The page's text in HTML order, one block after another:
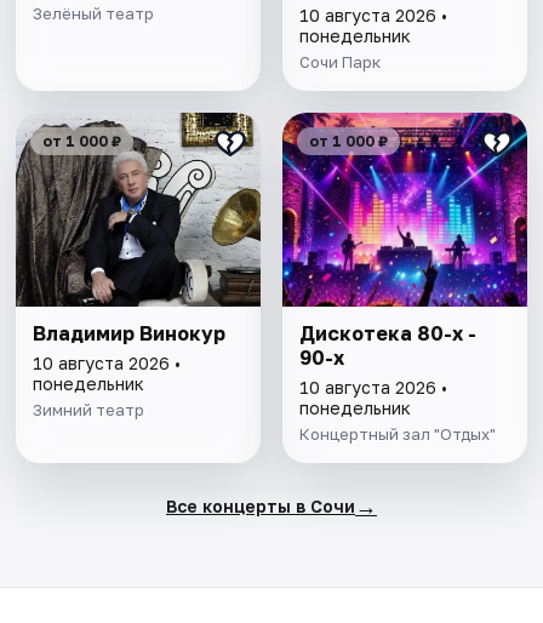
Зелёный театр
10 августа 2026 •
понедельник
Сочи Парк
от 1 000 ₽
Владимир Винокур
10 августа 2026 •
понедельник
Зимний театр
от 1 000 ₽
Дискотека 80-х -
90-х
10 августа 2026 •
понедельник
Концертный зал "Отдых"
Все концерты в Сочи →